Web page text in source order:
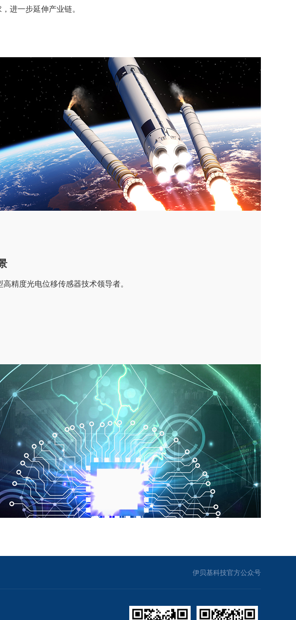
，进一步延伸产业链。
高精度光电位移传感器技术领导者。
伊贝基科技官方公众号